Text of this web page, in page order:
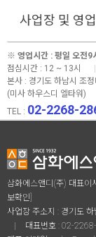
사업장 및 영
※ 영업시간 : 평일 오전
점심시간 : 12 ~ 13시
|
본사 : 경기도 하남시 조
(미사 하우스디 엘타워)
TEL : 02-2268-
삼화에스앤디(주) 대표이
보확인]
사업장 주소지 : 경기도
|
대표번호 : 02-